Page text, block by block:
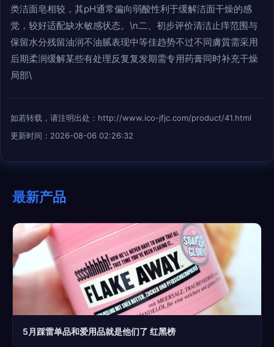
类洁面皂相较，其pH通常偏向弱酸性利于缓解洁面干燥的感
觉，较好适配缺水敏感状态。\n二、初步评价清洁止痒范围与
保留水分残留油润不油腻表现中等佳趋势不过不同膚質需采用
后期柔润缓解某些有处理反复复发期需专用药膏同时补充干燥
局部\
如若转载，请注明出处：http://www.ico-jfjc.com/product/41.html
更新时间：2026-08-06 02:26:32
最新产品
5月踩雷单品和爱用品就是他们了 红黑榜